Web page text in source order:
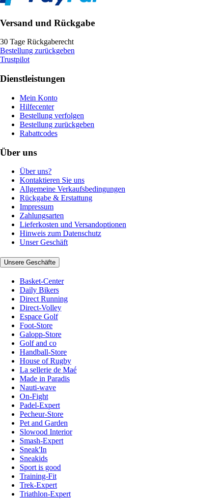
Versand und Rückgabe
30 Tage Rückgaberecht
Bestellung zurückgeben
Trustpilot
Dienstleistungen
Mein Konto
Hilfecenter
Bestellung verfolgen
Bestellung zurückgeben
Rabattcodes
Über uns
Über uns?
Kontaktieren Sie uns
Allgemeine Verkaufsbedingungen
Rückgabe & Erstattung
Impressum
Zahlungsarten
Lieferkosten und Versandoptionen
Hinweis zum Datenschutz
Unser Geschäft
Unsere Geschäfte
Basket-Center
Daily Bikers
Direct Running
Direct-Volley
Espace Golf
Foot-Store
Galopp-Store
Golf and co
Handball-Store
House of Rugby
La sellerie de Maé
Made in Paradis
Nauti-wave
On-Fight
Padel-Expert
Pecheur-Store
Pet and Garden
Slowood Interior
Smash-Expert
Sneak'In
Sneakids
Sport is good
Training-Fit
Trek-Expert
Triathlon-Expert